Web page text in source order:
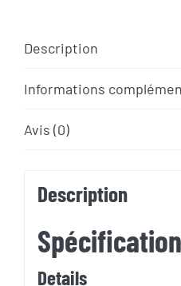
NEO
X2
Description
Informations
Avis (0)
Description
Details